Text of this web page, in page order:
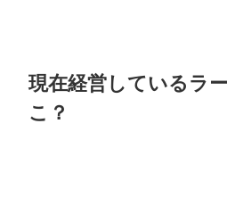
現在経営しているラ
こ？